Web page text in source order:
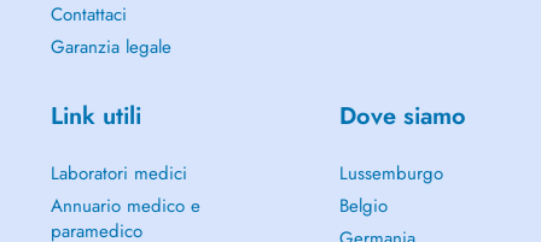
Contattaci
Garanzia legale
Link utili
Laboratori medici
Annuario medico e
paramedico
Dove siamo
Lussemburgo
Belgio